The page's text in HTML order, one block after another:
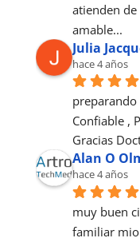
atienden
amable...
Julia
hace 4 años
preparando
Confiable ,
Gracias
Alan O
hace 4 años
muy buen
familiar